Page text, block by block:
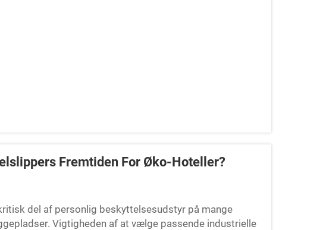
Fremtiden For Øko-Hoteller?
del af personlig beskyttelsesudstyr på mange
Vigtigheden af at vælge passende industrielle